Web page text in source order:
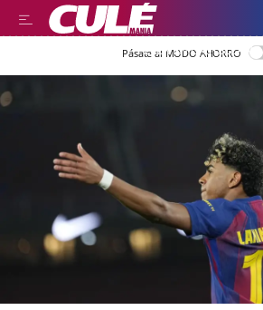
LEER EN CASTELLANO
Pásate al MODO AHORRO